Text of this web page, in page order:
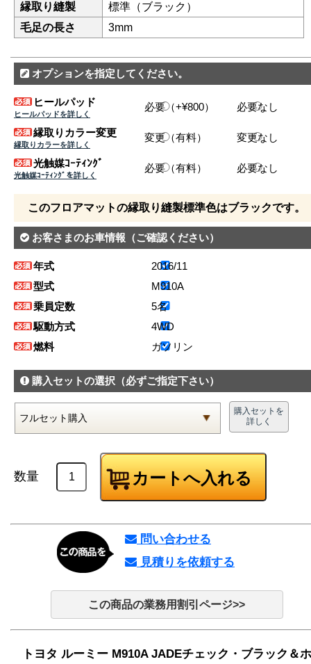
縁取り縫製
標準（ブラック）
毛足の長さ
3mm
オプションを指定してください。
ヒールパッド
ヒールパッドを詳しく
必要（+¥800） 必要なし
縁取りカラー変更
縁取りカラーを詳しく
変更（有料） 変更なし
光触媒ｺｰﾃｨﾝｸﾞ
光触媒ｺｰﾃｨﾝｸﾞを詳しく
必要（有料） 必要なし
このフロアマットの縁取り縫製標準色はブラックです。
お客さまのお車情報 （ご確認ください）
年式
2016/11
型式
M910A
乗員定数
5名
駆動方式
4WD
燃料
ガソリン
購入セットの選択 （必ずご指定下さい）
購入セットを
詳しく
数量
問い合わせる
見積りを依頼する
この商品の業務用割引ページ>>
トヨタ ルーミー M910A JADEチェック・ブラック＆ホ